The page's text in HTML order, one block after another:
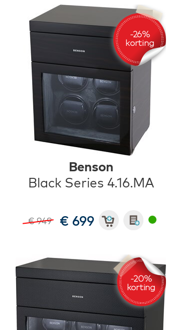
Benson
Black Series 4.16.MA
€ 949 € 699